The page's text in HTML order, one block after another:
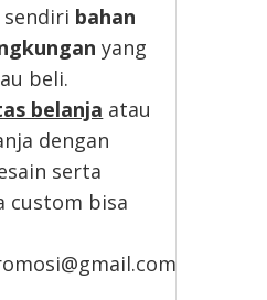
bahan
yang
beli.
belanja atau
dengan
serta
custom bisa